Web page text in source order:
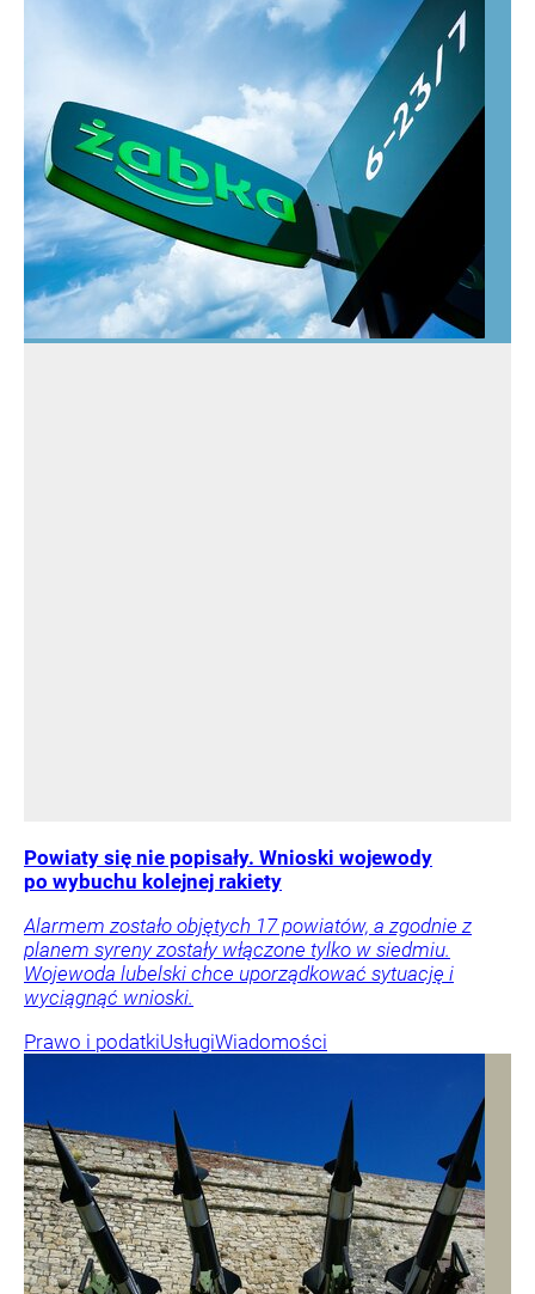
Powiaty się nie popisały. Wnioski wojewody
po wybuchu kolejnej rakiety
Alarmem zostało objętych 17 powiatów, a zgodnie z
planem syreny zostały włączone tylko w siedmiu.
Wojewoda lubelski chce uporządkować sytuację i
wyciągnąć wnioski.
Prawo i podatkiUsługiWiadomości